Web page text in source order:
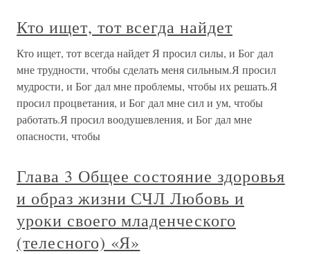
Кто ищет, тот всегда найдет
Кто ищет, тот всегда найдет Я просил силы, и Бог дал
мне трудности, чтобы сделать меня сильным.Я просил
мудрости, и Бог дал мне проблемы, чтобы их решать.Я
просил процветания, и Бог дал мне сил и ум, чтобы
работать.Я просил воодушевления, и Бог дал мне
опасности, чтобы
Глава 3 Общее состояние здоровья
и образ жизни СЧЛ Любовь и
уроки своего младенческого
(телесного) «Я»